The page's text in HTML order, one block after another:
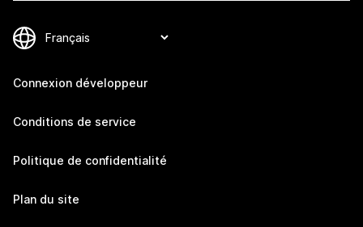
Connexion développeur
Conditions de service
Politique de confidentialité
Plan du site